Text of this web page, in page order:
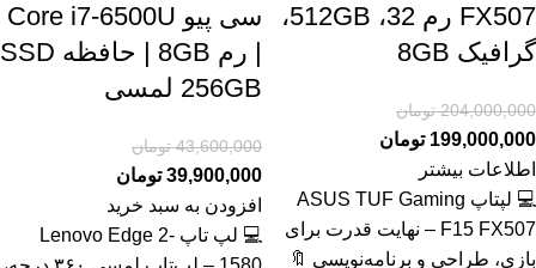
FX507 رم 32، 512GB،
گرافیک 8GB
204,000,000 تومان
199,000,000 تومان
اطلاعات بیشتر
💻 لپتاپ ASUS TUF Gaming
F15 FX507 – نهایت قدرت برای
بازی، طراحی و برنامه‌نویسی 🔖
سی پیو Core i7-6500U
| رم 8GB | حافظه SSD
256GB لمسی
43,600,000 تومان
39,900,000 تومان
افزودن به سبد خرید
💻 لپ تاپ Lenovo Edge 2-